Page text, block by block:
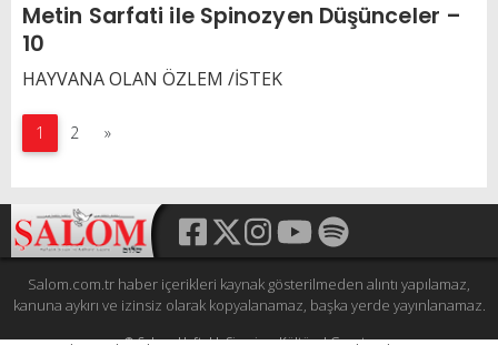
Metin Sarfati ile Spinozyen Düşünceler –
10
HAYVANA OLAN ÖZLEM /İSTEK
1 2 »
Salom.com.tr haber içerikleri kaynak gösterilmeden alıntı yapılamaz,
kanuna aykırı ve izinsiz olarak kopyalanamaz, başka yerde yayınlanamaz.
© Şalom Haftalık Siyasi ve Kültürel Gazete